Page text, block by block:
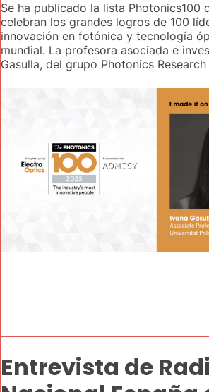
Se ha publicado la lista Photonics100
celebran los grandes logros de 100
innovación en fotónica y tecnología
mundial. La profesora asociada e
Gasulla, del grupo Photonics
Entrevista de